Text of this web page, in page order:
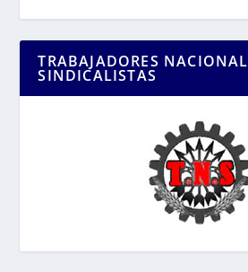
TRABAJADORES NACIONAL
SINDICALISTAS